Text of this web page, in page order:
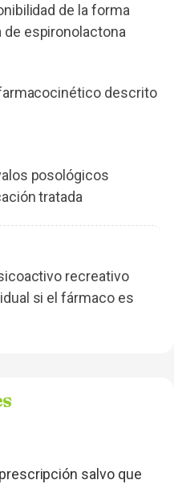
de la forma
espironolactona
descrito
posológicos
tratada
recreativo
si el fármaco es
salvo que